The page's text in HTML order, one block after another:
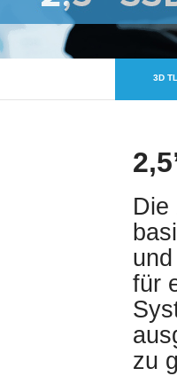
3D
Die
für
zu